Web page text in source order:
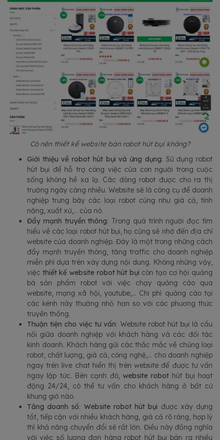
Có nên thiết kế website bán robot hút bụi không?
Giới thiệu về robot hút bụi và ứng dụng: Sử dụng robot
hút bụi để hỗ trợ công việc của con người trong cuộc
sống không hề xa lạ. Các dòng robot được cho ra thị
trường ngày càng nhiều. Website sẽ là công cụ để doanh
nghiệp trưng bày các loại robot cũng như giá cả, tính
năng, xuất xứ,... của nó.
Đẩy mạnh truyền thông: Trong quá trình người đọc tìm
hiểu về các loại robot hút bụi, họ cũng sẽ nhớ đến địa chỉ
website của doanh nghiệp. Đây là một trong những cách
đẩy mạnh truyền thông, tăng traffic cho doanh nghiệp
miễn phí dựa trên xây dựng nội dung. Không những vậy,
việc thiết kế website robot hút bụi còn tạo cơ hội quảng
bá sản phẩm robot với việc chạy quảng cáo qua
website, mạng xã hội, youtube,... Chi phí quảng cáo tại
các kênh này thường nhỏ hơn so với các phương thức
truyền thống.
Thuận tiện cho việc tư vấn: Website robot hút bụi là cầu
nối giữa doanh nghiệp với khách hàng và các đối tác
kinh doanh. Khách hàng gửi các thắc mắc về chủng loại
robot, chất lượng, giá cả, công nghệ,... cho doanh nghiệp
ngay trên live chat hiển thị trên website để được tư vấn
ngay lập tức. Bên cạnh đó,website robot hút bụi hoạt
động 24/24, có thể tư vấn cho khách hàng ở bất cứ
khung giờ nào.
Tăng doanh số: Website robot hút bụi được xây dựng
tốt, tiếp cận với nhiều khách hàng, giá cả rõ ràng, hợp lý
thì khả năng chuyển đổi sẽ rất lớn. Điều này đồng nghĩa
với việc số lượng đơn hàng robot hút bụi bán ra nhiều